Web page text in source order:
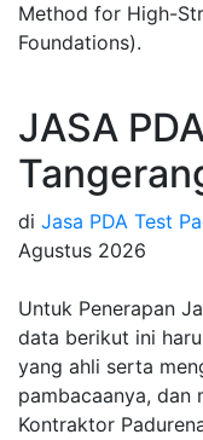
Method for High-
Foundations).
JASA
di Jasa PDA Test
Agustus 2026
Untuk Penerapan
data berikut ini
yang ahli serta
pambacaanya, dan
Kontraktor